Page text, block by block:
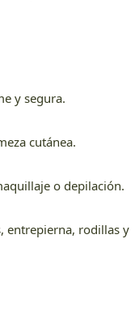
y segura.
cutánea.
o depilación.
entrepierna, rodillas y